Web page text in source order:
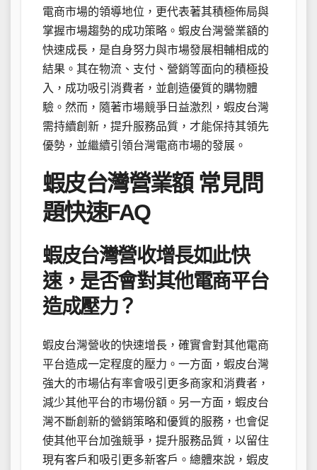
電商市場的領導地位，更代表著其積極佈局與
掌握市場趨勢的成功策略。蝦皮台灣營業額的
快速成長，是自身努力與市場發展相輔相成的
結果。其在物流、支付、營銷等面向的積極投
入，成功吸引消費者，並創造優質的購物體
驗。然而，隨著市場競爭日益激烈，蝦皮台灣
需持續創新，提升服務品質，才能保持其領先
優勢，並繼續引領台灣電商市場的發展。
蝦皮台灣營業額 常見問
題快速FAQ
蝦皮台灣營收增長如此快
速，是否會對其他電商平台
造成壓力？
蝦皮台灣營收的快速增長，確實會對其他電商
平台造成一定程度的壓力。一方面，蝦皮台灣
強大的市場佔有率會吸引更多商家和消費者，
減少其他平台的市場份額。另一方面，蝦皮台
灣不斷創新的營銷策略和優質的服務，也會促
使其他平台加強競爭，提升服務品質，以留住
現有客戶和吸引更多新客戶。總體來說，蝦皮